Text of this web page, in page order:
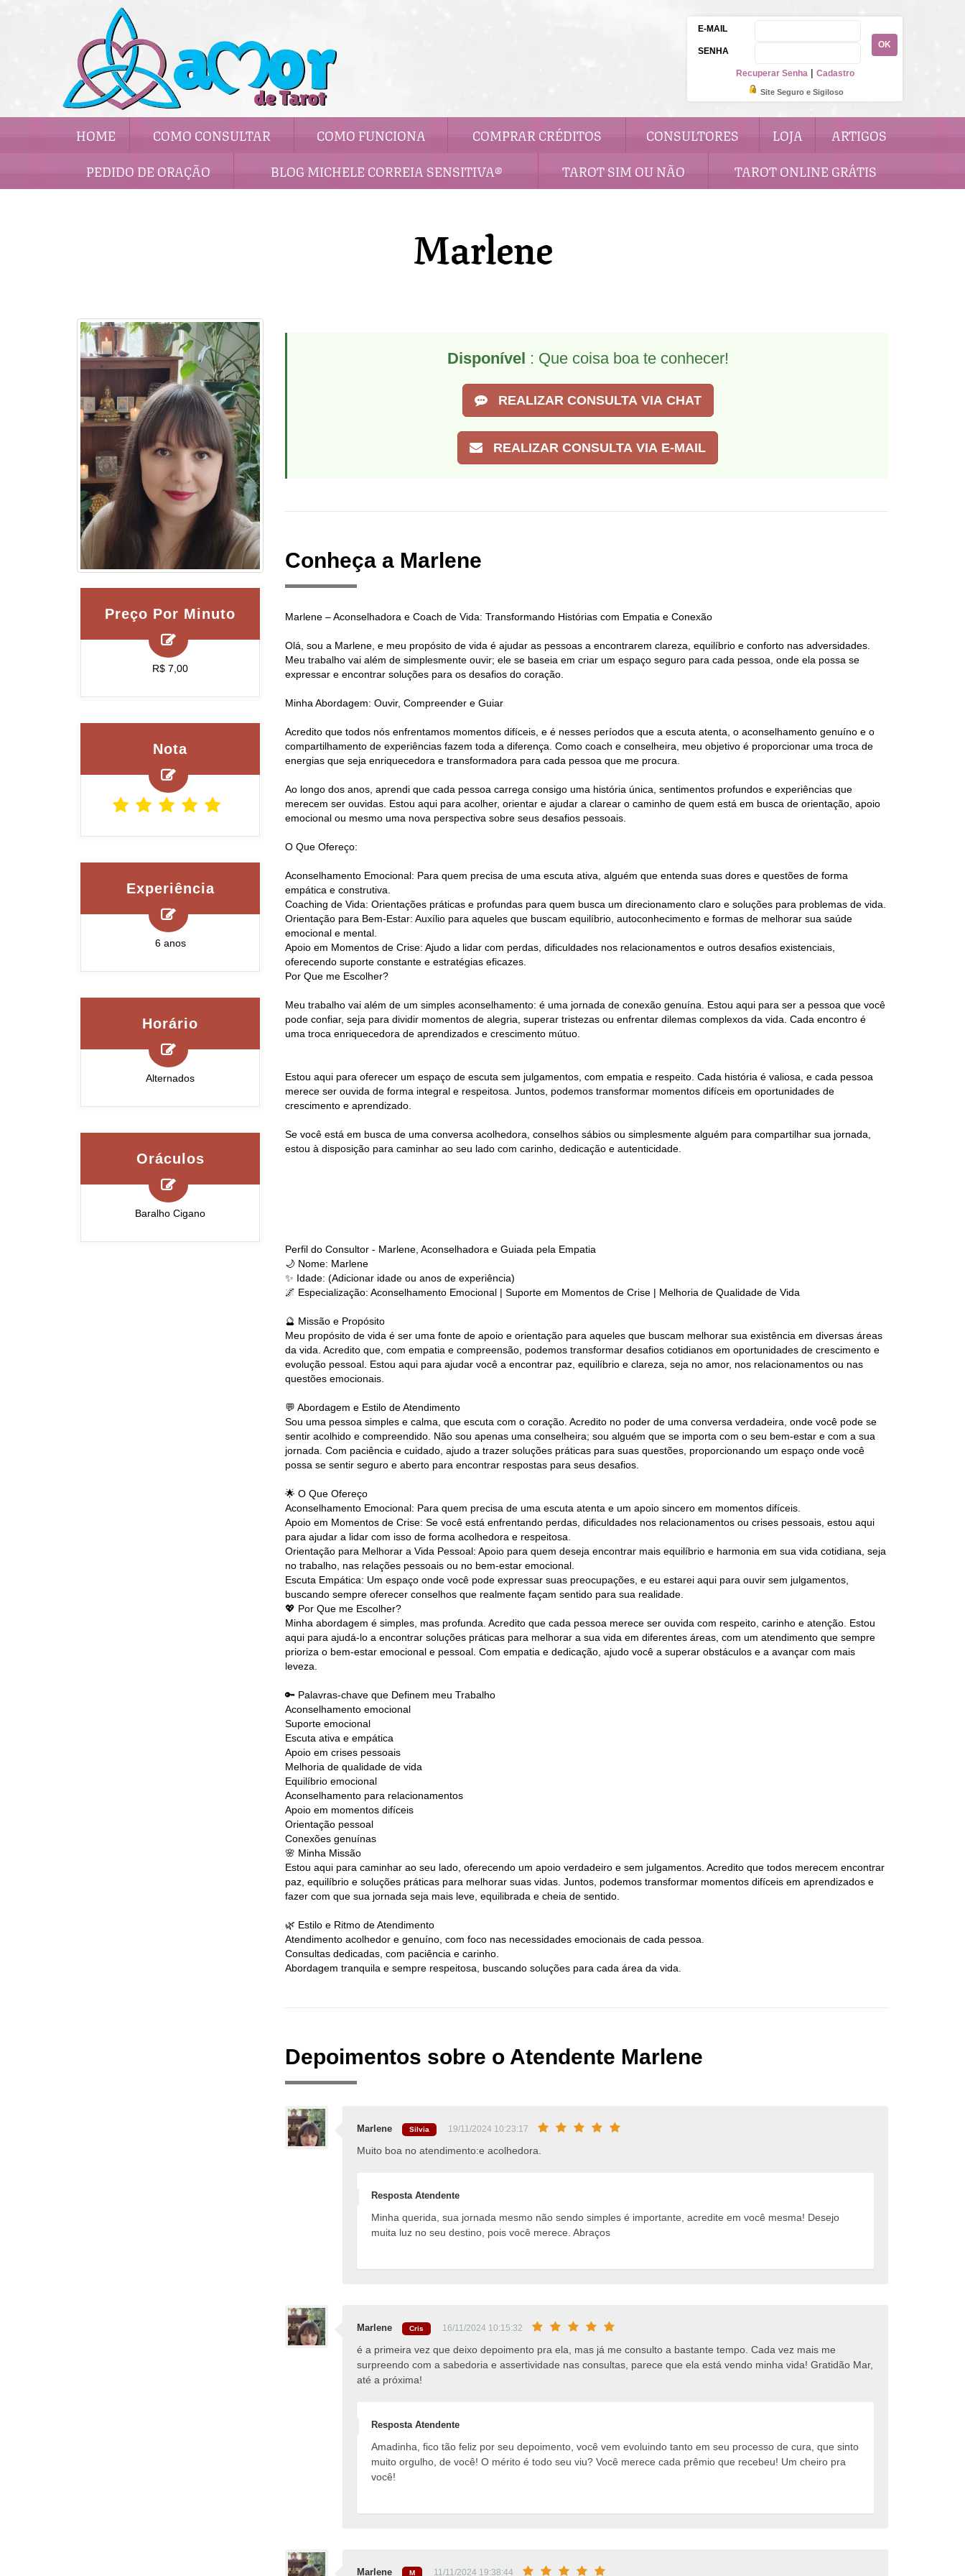
E-MAIL
SENHA
OK
Recuperar Senha | Cadastro
Site Seguro e Sigiloso
HOME COMO CONSULTAR COMO FUNCIONA COMPRAR CRÉDITOS CONSULTORES LOJA
ARTIGOS
PEDIDO DE ORAÇÃO
BLOG MICHELE CORREIA SENSITIVA® TAROT SIM OU NÃO TAROT ONLINE GRÁTIS
Marlene
Preço Por Minuto
R$ 7,00
Nota
Experiência
6 anos
Horário
Alternados
Oráculos
Baralho Cigano
Disponível : Que coisa boa te conhecer!
REALIZAR CONSULTA VIA CHAT
REALIZAR CONSULTA VIA E-MAIL
Conheça a Marlene
Marlene – Aconselhadora e Coach de Vida: Transformando Histórias com Empatia e Conexão
Olá, sou a Marlene, e meu propósito de vida é ajudar as pessoas a encontrarem clareza, equilíbrio e conforto nas adversidades.
Meu trabalho vai além de simplesmente ouvir; ele se baseia em criar um espaço seguro para cada pessoa, onde ela possa se
expressar e encontrar soluções para os desafios do coração.
Minha Abordagem: Ouvir, Compreender e Guiar
Acredito que todos nós enfrentamos momentos difíceis, e é nesses períodos que a escuta atenta, o aconselhamento genuíno e o
compartilhamento de experiências fazem toda a diferença. Como coach e conselheira, meu objetivo é proporcionar uma troca de
energias que seja enriquecedora e transformadora para cada pessoa que me procura.
Ao longo dos anos, aprendi que cada pessoa carrega consigo uma história única, sentimentos profundos e experiências que
merecem ser ouvidas. Estou aqui para acolher, orientar e ajudar a clarear o caminho de quem está em busca de orientação, apoio
emocional ou mesmo uma nova perspectiva sobre seus desafios pessoais.
O Que Ofereço:
Aconselhamento Emocional: Para quem precisa de uma escuta ativa, alguém que entenda suas dores e questões de forma
empática e construtiva.
Coaching de Vida: Orientações práticas e profundas para quem busca um direcionamento claro e soluções para problemas de vida.
Orientação para Bem-Estar: Auxílio para aqueles que buscam equilíbrio, autoconhecimento e formas de melhorar sua saúde
emocional e mental.
Apoio em Momentos de Crise: Ajudo a lidar com perdas, dificuldades nos relacionamentos e outros desafios existenciais,
oferecendo suporte constante e estratégias eficazes.
Por Que me Escolher?
Meu trabalho vai além de um simples aconselhamento: é uma jornada de conexão genuína. Estou aqui para ser a pessoa que você
pode confiar, seja para dividir momentos de alegria, superar tristezas ou enfrentar dilemas complexos da vida. Cada encontro é
uma troca enriquecedora de aprendizados e crescimento mútuo.
Estou aqui para oferecer um espaço de escuta sem julgamentos, com empatia e respeito. Cada história é valiosa, e cada pessoa
merece ser ouvida de forma integral e respeitosa. Juntos, podemos transformar momentos difíceis em oportunidades de
crescimento e aprendizado.
Se você está em busca de uma conversa acolhedora, conselhos sábios ou simplesmente alguém para compartilhar sua jornada,
estou à disposição para caminhar ao seu lado com carinho, dedicação e autenticidade.
Perfil do Consultor - Marlene, Aconselhadora e Guiada pela Empatia
🌙 Nome: Marlene
✨ Idade: (Adicionar idade ou anos de experiência)
🌌 Especialização: Aconselhamento Emocional | Suporte em Momentos de Crise | Melhoria de Qualidade de Vida
🔮 Missão e Propósito
Meu propósito de vida é ser uma fonte de apoio e orientação para aqueles que buscam melhorar sua existência em diversas áreas
da vida. Acredito que, com empatia e compreensão, podemos transformar desafios cotidianos em oportunidades de crescimento e
evolução pessoal. Estou aqui para ajudar você a encontrar paz, equilíbrio e clareza, seja no amor, nos relacionamentos ou nas
questões emocionais.
💬 Abordagem e Estilo de Atendimento
Sou uma pessoa simples e calma, que escuta com o coração. Acredito no poder de uma conversa verdadeira, onde você pode se
sentir acolhido e compreendido. Não sou apenas uma conselheira; sou alguém que se importa com o seu bem-estar e com a sua
jornada. Com paciência e cuidado, ajudo a trazer soluções práticas para suas questões, proporcionando um espaço onde você
possa se sentir seguro e aberto para encontrar respostas para seus desafios.
🌟 O Que Ofereço
Aconselhamento Emocional: Para quem precisa de uma escuta atenta e um apoio sincero em momentos difíceis.
Apoio em Momentos de Crise: Se você está enfrentando perdas, dificuldades nos relacionamentos ou crises pessoais, estou aqui
para ajudar a lidar com isso de forma acolhedora e respeitosa.
Orientação para Melhorar a Vida Pessoal: Apoio para quem deseja encontrar mais equilíbrio e harmonia em sua vida cotidiana, seja
no trabalho, nas relações pessoais ou no bem-estar emocional.
Escuta Empática: Um espaço onde você pode expressar suas preocupações, e eu estarei aqui para ouvir sem julgamentos,
buscando sempre oferecer conselhos que realmente façam sentido para sua realidade.
💖 Por Que me Escolher?
Minha abordagem é simples, mas profunda. Acredito que cada pessoa merece ser ouvida com respeito, carinho e atenção. Estou
aqui para ajudá-lo a encontrar soluções práticas para melhorar a sua vida em diferentes áreas, com um atendimento que sempre
prioriza o bem-estar emocional e pessoal. Com empatia e dedicação, ajudo você a superar obstáculos e a avançar com mais
leveza.
🔑 Palavras-chave que Definem meu Trabalho
Aconselhamento emocional
Suporte emocional
Escuta ativa e empática
Apoio em crises pessoais
Melhoria de qualidade de vida
Equilíbrio emocional
Aconselhamento para relacionamentos
Apoio em momentos difíceis
Orientação pessoal
Conexões genuínas
🌸 Minha Missão
Estou aqui para caminhar ao seu lado, oferecendo um apoio verdadeiro e sem julgamentos. Acredito que todos merecem encontrar
paz, equilíbrio e soluções práticas para melhorar suas vidas. Juntos, podemos transformar momentos difíceis em aprendizados e
fazer com que sua jornada seja mais leve, equilibrada e cheia de sentido.
🌿 Estilo e Ritmo de Atendimento
Atendimento acolhedor e genuíno, com foco nas necessidades emocionais de cada pessoa.
Consultas dedicadas, com paciência e carinho.
Abordagem tranquila e sempre respeitosa, buscando soluções para cada área da vida.
Depoimentos sobre o Atendente Marlene
Marlene Silvia 19/11/2024 10:23:17
Muito boa no atendimento:e acolhedora.
Resposta Atendente
Minha querida, sua jornada mesmo não sendo simples é importante, acredite em você mesma! Desejo
muita luz no seu destino, pois você merece. Abraços
Marlene Cris 16/11/2024 10:15:32
é a primeira vez que deixo depoimento pra ela, mas já me consulto a bastante tempo. Cada vez mais me
surpreendo com a sabedoria e assertividade nas consultas, parece que ela está vendo minha vida! Gratidão Mar,
até a próxima!
Resposta Atendente
Amadinha, fico tão feliz por seu depoimento, você vem evoluindo tanto em seu processo de cura, que sinto
muito orgulho, de você! O mérito é todo seu viu? Você merece cada prêmio que recebeu! Um cheiro pra
você!
Marlene M 11/11/2024 19:38:44